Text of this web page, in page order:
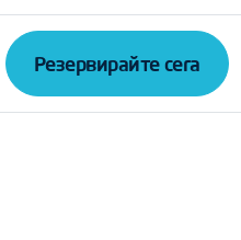
Резервирайте сега